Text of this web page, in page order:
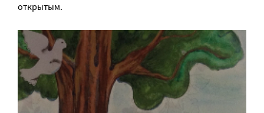
открытым.